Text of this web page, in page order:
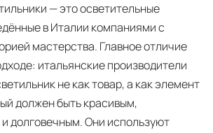
— это осветительные
в Италии компаниями с
мастерства. Главное отличие
итальянские производители
не как товар, а как элемент
должен быть красивым,
долговечным. Они используют